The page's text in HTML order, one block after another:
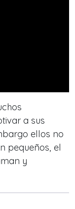
a sus
ellos no
pequeños, el
y